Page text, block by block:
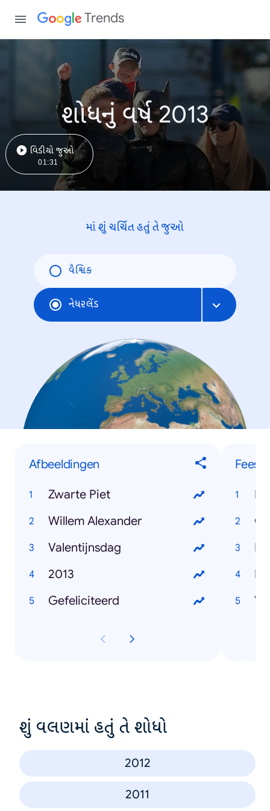
Trends
શોધનું વર્ષ 2013
વિડીયો જુઓ
01:31
માં શું ચર્ચિત હતું તે જુઓ
વૈશ્વિક
નેધરલેંડ
Afbeeldingen
Zwarte Piet
Willem Alexander
Valentijnsdag
2013
Gefeliciteerd
શું વલણમાં હતું તે શોધો
2012
2011